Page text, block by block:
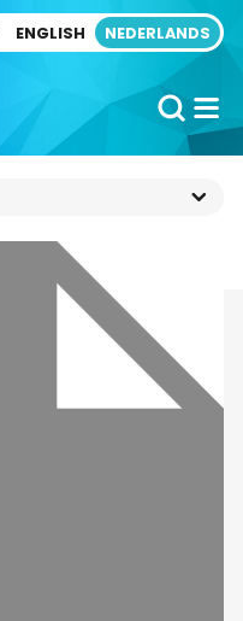
ENGLISH NEDERLANDS